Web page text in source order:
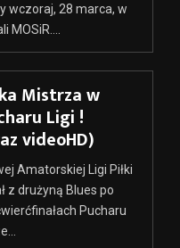
wczoraj, 28 marca, w
Mistrza w
Ligi !
videoHD)
Amatorskiej Ligi Piłki
z drużyną Blues po
Pucharu